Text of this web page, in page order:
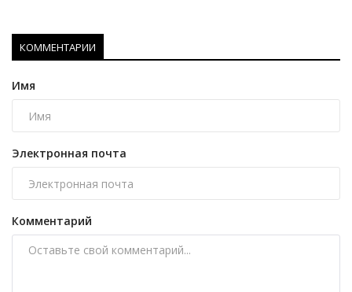
КОММЕНТАРИИ
Имя
Электронная почта
Комментарий